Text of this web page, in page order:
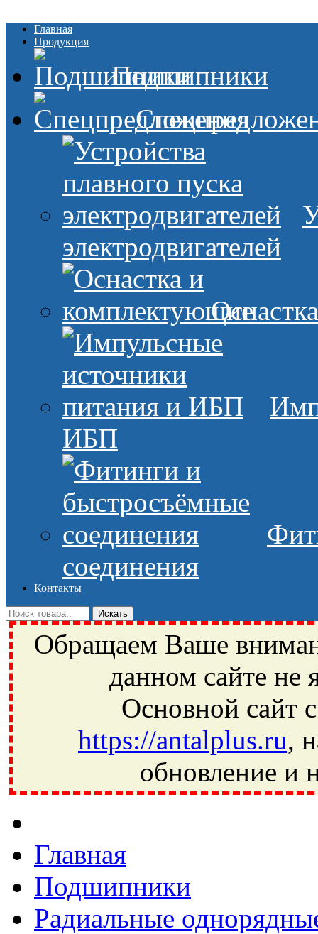
Главная
Продукция
Подшипники
электродвигателей
ИБП
соединения
Контакты
Обращаем Ваше
данном сайте не
Основной сайт
https://antalplus.ru,
обновление и
Ивантеевка, подшипники, пневматика, метизы, техника,
Главная
Подшипники
Радиальные